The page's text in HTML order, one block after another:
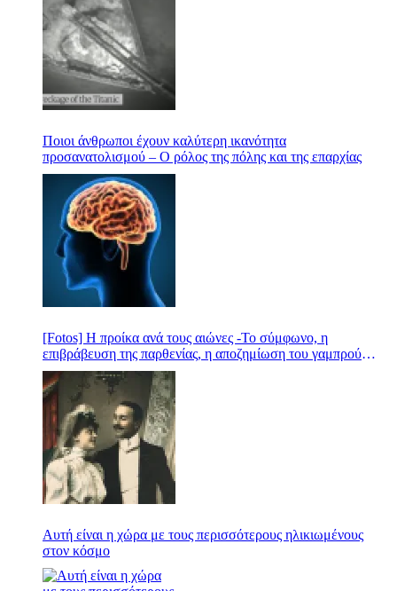
Ποιοι άνθρωποι έχουν καλύτερη ικανότητα
προσανατολισμού – Ο ρόλος της πόλης και της επαρχίας
[Fotos] Η προίκα ανά τους αιώνες -Το σύμφωνο, η
επιβράβευση της παρθενίας, η αποζημίωση του γαμπρού
-Απίθανες ιστορίες
Αυτή είναι η χώρα με τους περισσότερους ηλικιωμένους
στον κόσμο